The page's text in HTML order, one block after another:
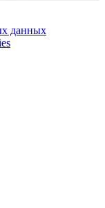
данных